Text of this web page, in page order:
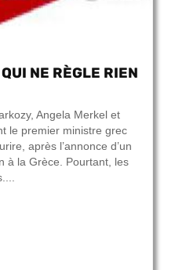
NE RÈGLE RIEN
Angela Merkel et
le premier ministre grec
après l’annonce d’un
à la Grèce. Pourtant, les